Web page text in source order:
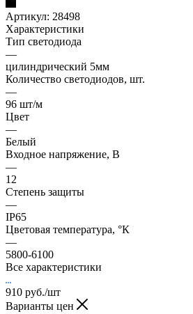
Артикул: 28498
Характеристики
Тип светодиода
—
цилиндрический 5мм
Количество светодиодов, шт.
—
96 шт/м
Цвет
—
Белый
Входное напряжение, В
—
12
Степень защиты
—
IP65
Цветовая температура, °К
—
5800-6100
Все характеристики
910 руб./шт
Варианты цен